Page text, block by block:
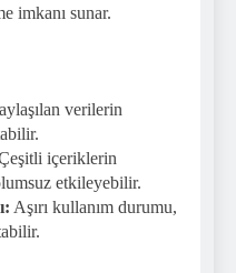
imkanı sunar.
verilerin
içeriklerin
etkileyebilir.
Aşırı kullanım durumu,